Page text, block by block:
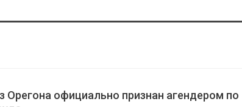
Орегона официально признан агендером по